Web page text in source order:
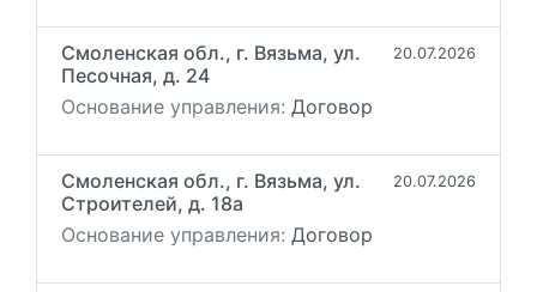
Смоленская обл., г. Вязьма, ул.
Песочная, д. 24
20.07.2026
Основание управления: Договор
Смоленская обл., г. Вязьма, ул.
Строителей, д. 18а
20.07.2026
Основание управления: Договор